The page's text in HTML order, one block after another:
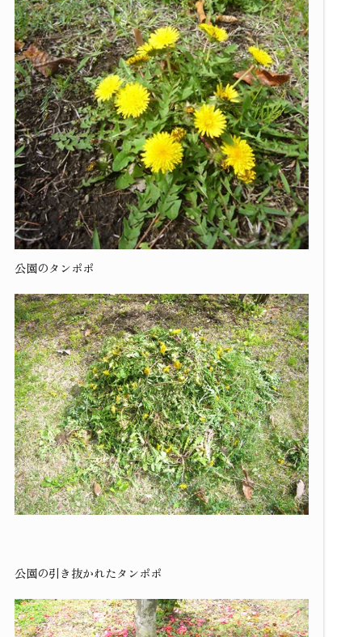
公園のタンポポ
公園の引き抜かれたタンポポ